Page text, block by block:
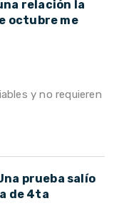
relación la
octubre me
y no requieren
prueba salío
de 4ta